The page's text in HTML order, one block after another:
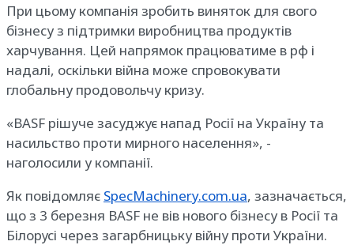
При цьому компанія зробить виняток для свого
бізнесу з підтримки виробництва продуктів
харчування. Цей напрямок працюватиме в рф і
надалі, оскільки війна може спровокувати
глобальну продовольчу кризу.
«BASF рішуче засуджує напад Росії на Україну та
насильство проти мирного населення», -
наголосили у компанії.
Як повідомляє SpecMachinery.com.ua, зазначається,
що з 3 березня BASF не вів нового бізнесу в Росії та
Білорусі через загарбницьку війну проти України.